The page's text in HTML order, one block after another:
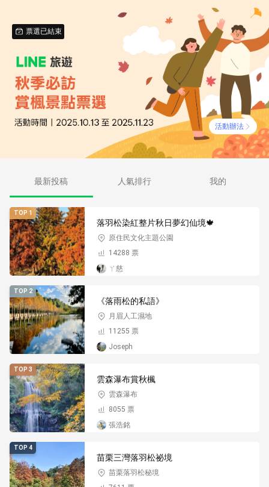
票選已結束
活動辦法
最新投稿 人氣排行 我的
TOP 1
落羽松染紅整片秋日夢幻仙境🍁
原住民文化主題公園
14288 票
ㄚ慈
TOP 2
《落雨松的私語》
月眉人工濕地
11255 票
Joseph
TOP 3
雲森瀑布賞秋楓
雲森瀑布
8055 票
張浩銘
TOP 4
苗栗三灣落羽松祕境
苗栗落羽松秘境